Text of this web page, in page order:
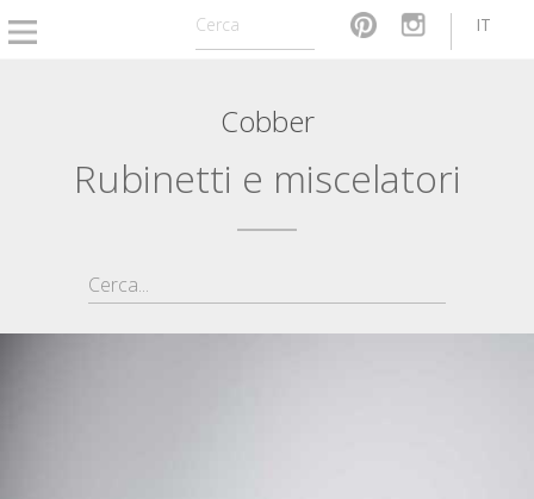
IT
Cobber
Rubinetti e miscelatori